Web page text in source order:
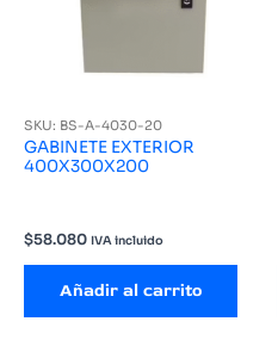
SKU: BS-A-4030-20
GABINETE EXTERIOR
400X300X200
$58.080 IVA incluido
Añadir al carrito